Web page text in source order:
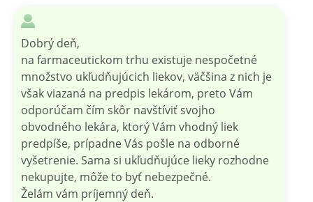
Dobrý deň,
na farmaceutickom trhu existuje nespočetné
množstvo ukľudňujúcich liekov, väčšina z nich je
však viazaná na predpis lekárom, preto Vám
odporúčam čím skôr navštíviť svojho
obvodného lekára, ktorý Vám vhodný liek
predpíše, prípadne Vás pošle na odborné
vyšetrenie. Sama si ukľudňujúce lieky rozhodne
nekupujte, môže to byť nebezpečné.
Želám vám príjemný deň.